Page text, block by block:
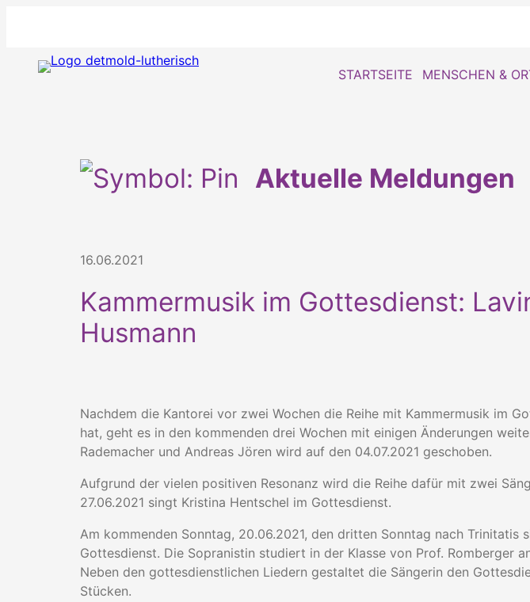
STARTSEITE MENSCHEN &
Aktuelle Meldungen
16.06.2021
Kammermusik im Gottesdienst:
Husmann
Nachdem die Kantorei vor zwei Wochen die Reihe mit Kammermusik im
hat, geht es in den kommenden drei Wochen mit einigen Änderungen
Rademacher und Andreas Jören wird auf den 04.07.2021 geschoben.
Aufgrund der vielen positiven Resonanz wird die Reihe dafür mit zwei
27.06.2021 singt Kristina Hentschel im Gottesdienst.
Am kommenden Sonntag, 20.06.2021, den dritten Sonntag nach Trinitatis
Gottesdienst. Die Sopranistin studiert in der Klasse von Prof. Romberger
Neben den gottesdienstlichen Liedern gestaltet die Sängerin den
Stücken.